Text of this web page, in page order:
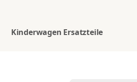
Kinderwagen Ersatzteile